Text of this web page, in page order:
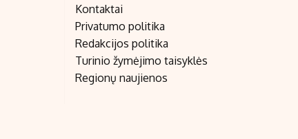
Kontaktai
Privatumo politika
Redakcijos politika
Turinio žymėjimo taisyklės
Regionų naujienos